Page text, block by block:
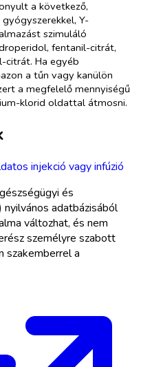
a következő,
Y-
szimuláló
fentanil-citrát,
citrát. Ha egyéb
a tűn vagy kanülön
a megfelelő mennyiségű
klorid oldattal átmosni.
injekció vagy infúzió
és
adatbázisából
változhat, és nem
személyre szabott
szakemberrel a